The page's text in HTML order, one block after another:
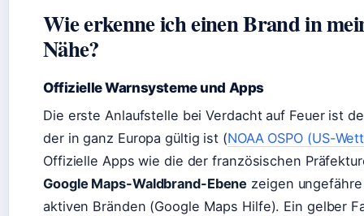
Wie erkenne ich einen Brand in
Nähe?
Offizielle Warnsysteme und Apps
Die erste Anlaufstelle bei Verdacht auf Feuer ist
der in ganz Europa gültig ist (NOAA OSPO (US-
Offizielle Apps wie die der französischen
Google Maps-Waldbrand-Ebene zeigen
aktiven Bränden (Google Maps Hilfe). Ein gelber